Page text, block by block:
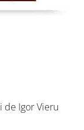
de Igor Vieru